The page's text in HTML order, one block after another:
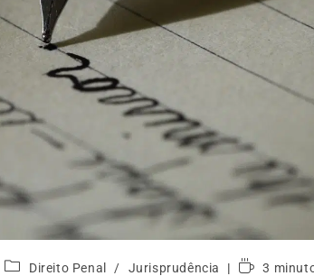
Direito Penal / Jurisprudência 3